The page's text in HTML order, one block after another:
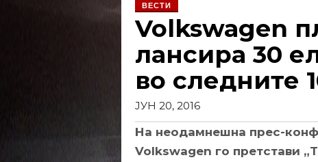
ВЕСТИ
Volkswagen
лансира 30
во следните
ЈУН 20, 2016
На неодамнешна прес-
Volkswagen го претстави